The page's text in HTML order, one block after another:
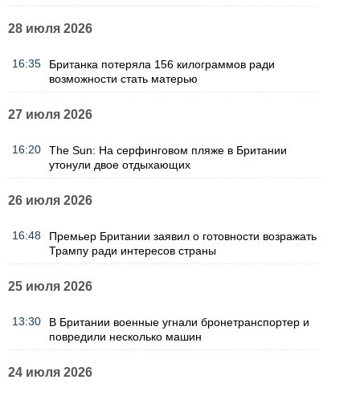
28 июля 2026
16:35
Британка потеряла 156 килограммов ради
возможности стать матерью
27 июля 2026
16:20
The Sun: На серфинговом пляже в Британии
утонули двое отдыхающих
26 июля 2026
16:48
Премьер Британии заявил о готовности возражать
Трампу ради интересов страны
25 июля 2026
13:30
В Британии военные угнали бронетранспортер и
повредили несколько машин
24 июля 2026